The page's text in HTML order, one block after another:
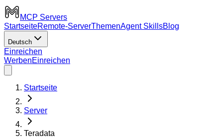
MCP Servers
StartseiteRemote-ServerThemenAgent SkillsBlog
Deutsch
Einreichen
WerbenEinreichen
Startseite
Server
Teradata